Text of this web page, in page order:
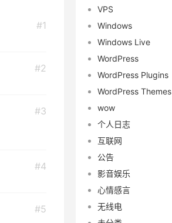
#1
#2
#3
#4
#5
VPS
Windows
Windows Live
WordPress
WordPress Plugins
WordPress Themes
wow
个人日志
互联网
公告
影音娱乐
心情感言
无线电